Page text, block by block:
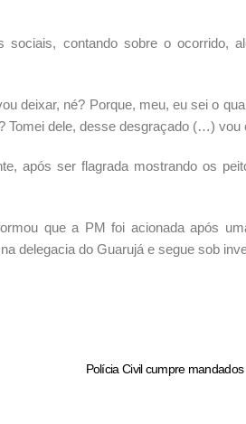
contando sobre o ocorrido,
deixar, né? Porque, meu, eu sei o
Tomei dele, desse desgraçado (…) vou
após ser flagrada mostrando os
que a PM foi acionada após
delegacia do Guarujá e segue sob